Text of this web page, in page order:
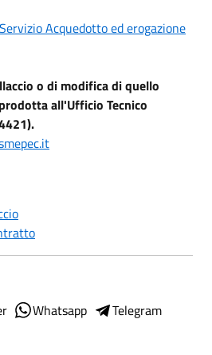
Acquedotto ed erogazione
o di modifica di quello
all'Ufficio Tecnico
Whatsapp
Telegram